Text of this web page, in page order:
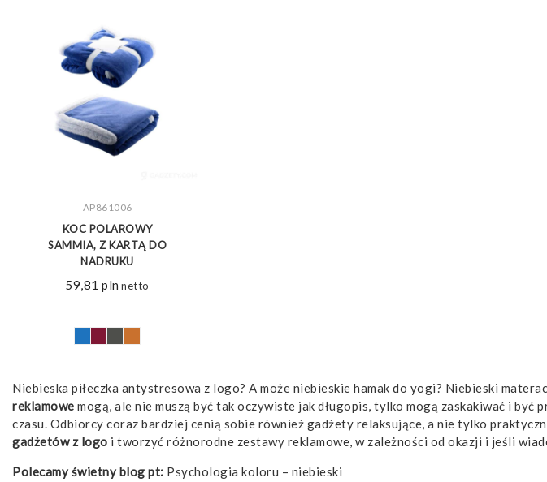
ZOBACZ WIĘCEJ
AP861006
KOC POLAROWY
SAMMIA, Z KARTĄ DO
NADRUKU
59,81pln netto
Niebieska piłeczka antystresowa z logo? A może niebieskie hamak do yogi? Niebieski
reklamowe mogą, ale nie muszą być tak oczywiste jak długopis, tylko mogą zaskakiwać i być
czasu. Odbiorcy coraz bardziej cenią sobie również gadżety relaksujące, a nie tylko
gadżetów z logo i tworzyć różnorodne zestawy reklamowe, w zależności od okazji i jeśli
Polecamy świetny blog pt: Psychologia koloru – niebieski